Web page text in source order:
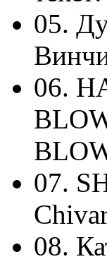
05.
06.
07.
08.